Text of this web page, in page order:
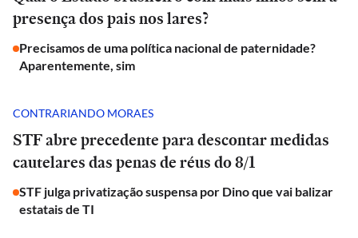
presença dos pais nos lares?
Precisamos de uma política nacional de paternidade?
Aparentemente, sim
CONTRARIANDO MORAES
STF abre precedente para descontar medidas
cautelares das penas de réus do 8/1
STF julga privatização suspensa por Dino que vai balizar
estatais de TI